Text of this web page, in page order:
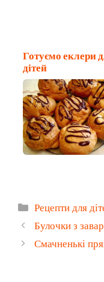
Готуємо еклери
дітей
Категорії
Рецепти для
Булочки з
Смачненькі